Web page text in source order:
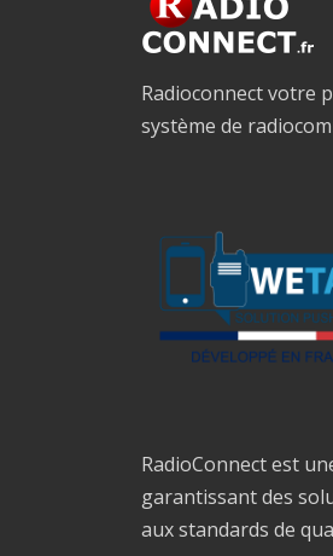
Radioconnect votre
système de
RadioConnect est
garantissant des
aux standards de